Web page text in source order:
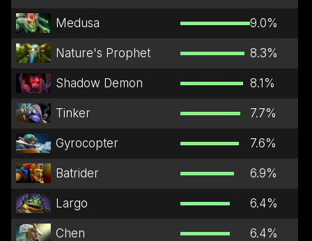
Medusa 9.0%
Nature's Prophet 8.3%
Shadow Demon 8.1%
Tinker 7.7%
Gyrocopter 7.6%
Batrider 6.9%
Largo 6.4%
Chen 6.4%